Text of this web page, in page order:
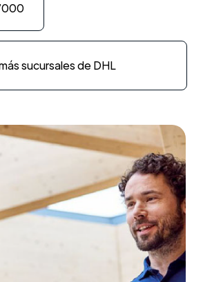
sucursales de DHL